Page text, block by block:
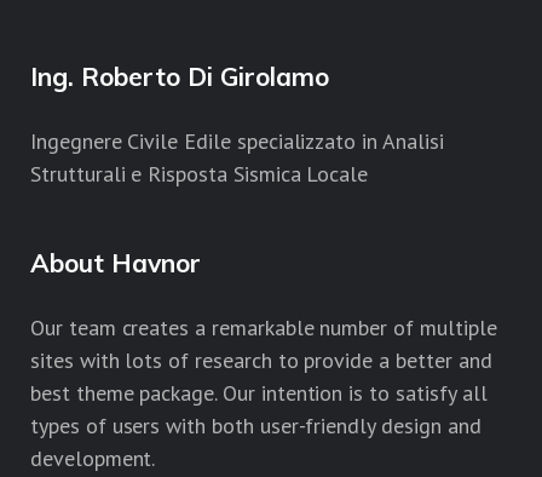
Ing. Roberto Di Girolamo
Ingegnere Civile Edile specializzato in Analisi
Strutturali e Risposta Sismica Locale
About Havnor
Our team creates a remarkable number of multiple
sites with lots of research to provide a better and
best theme package. Our intention is to satisfy all
types of users with both user-friendly design and
development.